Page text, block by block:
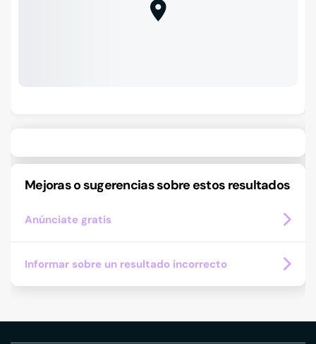
Mejoras o sugerencias sobre estos resultados
Anúnciate gratis
Informar sobre un resultado incorrecto